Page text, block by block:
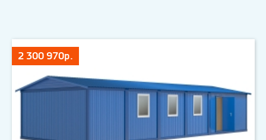
2 300 970р.